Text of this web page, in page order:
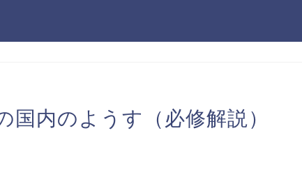
内のようす（必修解説）